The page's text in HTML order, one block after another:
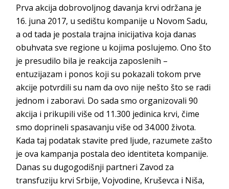
Prva akcija dobrovoljnog davanja krvi održana je
16. juna 2017, u sedištu kompanije u Novom Sadu,
a od tada je postala trajna inicijativa koja danas
obuhvata sve regione u kojima poslujemo. Ono što
je presudilo bila je reakcija zaposlenih –
entuzijazam i ponos koji su pokazali tokom prve
akcije potvrdili su nam da ovo nije nešto što se radi
jednom i zaboravi. Do sada smo organizovali 90
akcija i prikupili više od 11.300 jedinica krvi, čime
smo doprineli spasavanju više od 34.000 života.
Kada taj podatak stavite pred ljude, razumete zašto
je ova kampanja postala deo identiteta kompanije.
Danas su dugogodišnji partneri Zavod za
transfuziju krvi Srbije, Vojvodine, Kruševca i Niša,